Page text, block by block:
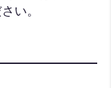
い。​